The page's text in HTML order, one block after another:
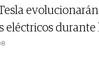
eléctricos durante